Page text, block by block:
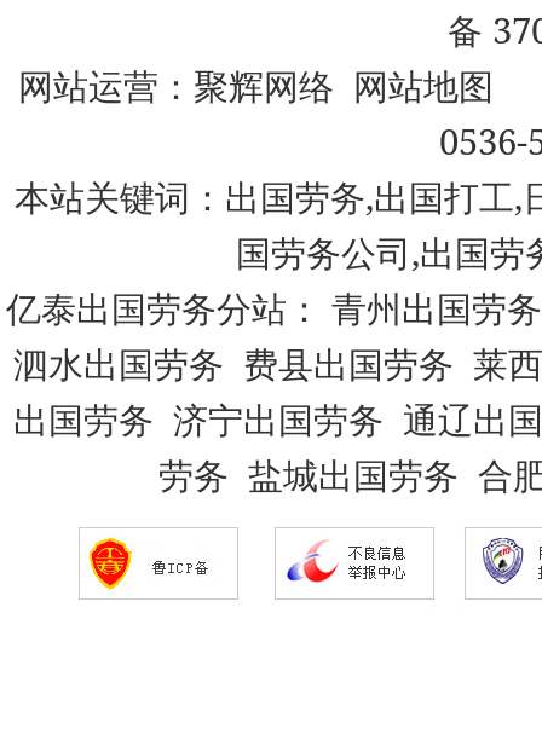
备
网站运营： 聚辉网络 网站地图
0536-
本站关键词：出国劳务,出国打工
国劳务公司,出国
亿泰出国劳务分站： 青州出国劳务
泗水出国劳务 费县出国劳务 莱
出国劳务 济宁出国劳务 通辽出
劳务 盐城出国劳务 合